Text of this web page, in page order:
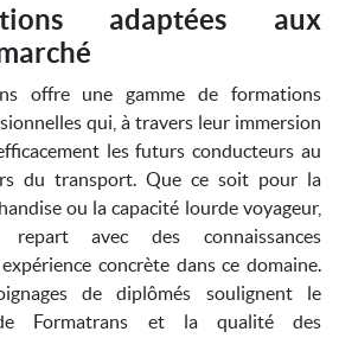
adaptées aux
offre une gamme de formations
qui, à travers leur immersion
les futurs conducteurs au
du transport. Que ce soit pour la
ou la capacité lourde voyageur,
repart avec des connaissances
concrète dans ce domaine.
de diplômés soulignent le
de Formatrans et la qualité des